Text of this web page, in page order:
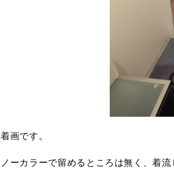
着画です。
ノーカラーで留めるところは無く、着